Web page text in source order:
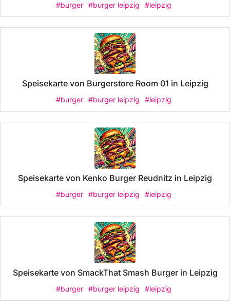
#burger #burger leipzig #leipzig
Speisekarte von Burgerstore Room 01 in Leipzig
#burger #burger leipzig #leipzig
Speisekarte von Kenko Burger Reudnitz in Leipzig
#burger #burger leipzig #leipzig
Speisekarte von SmackThat Smash Burger in Leipzig
#burger #burger leipzig #leipzig